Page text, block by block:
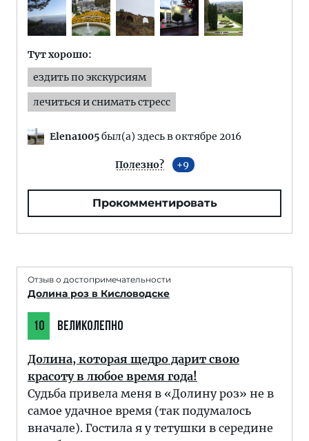
Тут хорошо:
ездить по экскурсиям
лечиться и снимать стресс
Elena1005был(а) здесь в октябре 2016
Полезно? 9
Прокомментировать
Отзыв о достопримечательности
Долина роз в Кисловодске
10 ВЕЛИКОЛЕПНО
Долина, которая щедро дарит свою
красоту в любое время года!
Судьба привела меня в «Долину роз» не в
самое удачное время (так подумалось
вначале). Гостила я у тетушки в середине